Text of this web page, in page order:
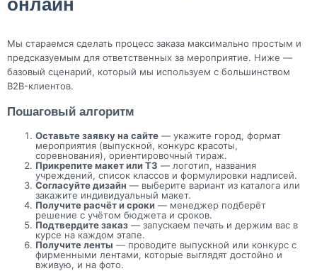
Мы стараемся сделать процесс заказа максимально простым и
предсказуемым для ответственных за мероприятие. Ниже —
базовый сценарий, который мы используем с большинством
B2B-клиентов.
Пошаговый алгоритм
Оставьте заявку на сайте — укажите город, формат
мероприятия (выпускной, конкурс красоты,
соревнования), ориентировочный тираж.
Прикрепите макет или ТЗ — логотип, названия
учреждений, список классов и формулировки надписей.
Согласуйте дизайн — выберите вариант из каталога или
закажите индивидуальный макет.
Получите расчёт и сроки — менеджер подберёт
решение с учётом бюджета и сроков.
Подтвердите заказ — запускаем печать и держим вас в
курсе на каждом этапе.
Получите ленты — проводите выпускной или конкурс с
фирменными лентами, которые выглядят достойно и
вживую, и на фото.